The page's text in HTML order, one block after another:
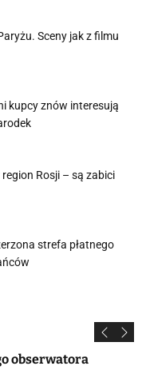
Sceny jak z filmu
kupcy znów interesują
Rosji – są zabici
strefa płatnego
obserwatora